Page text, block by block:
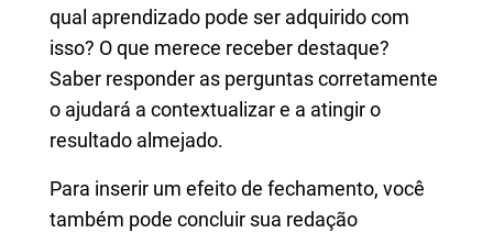
qual aprendizado pode ser adquirido com
isso? O que merece receber destaque?
Saber responder as perguntas corretamente
o ajudará a contextualizar e a atingir o
resultado almejado.
Para inserir um efeito de fechamento, você
também pode concluir sua redação